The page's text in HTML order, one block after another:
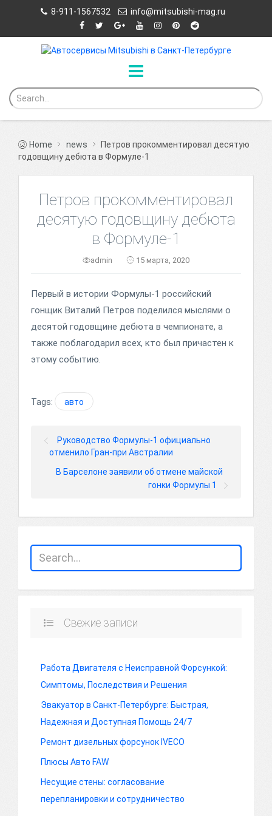
8-911-1567532 info@mitsubishi-mag.ru
Home news
Петров прокомментировал десятую
годовщину дебюта в Формуле-1
Петров прокомментировал
десятую годовщину дебюта
в Формуле-1
admin 15 марта, 2020
Первый в истории Формулы-1 российский
гонщик Виталий Петров поделился мыслями о
десятой годовщине дебюта в чемпионате, а
также поблагодарил всех, кто был причастен к
этому событию.
Tags: авто
Руководство Формулы-1 официально
отменило Гран-при Австралии
В Барселоне заявили об отмене майской
гонки Формулы 1
Свежие записи
Работа Двигателя с Неисправной Форсункой:
Симптомы, Последствия и Решения
Эвакуатор в Санкт-Петербурге: Быстрая,
Надежная и Доступная Помощь 24/7
Ремонт дизельных форсунок IVECO
Плюсы Авто FAW
Несущие стены: согласование
перепланировки и сотрудничество